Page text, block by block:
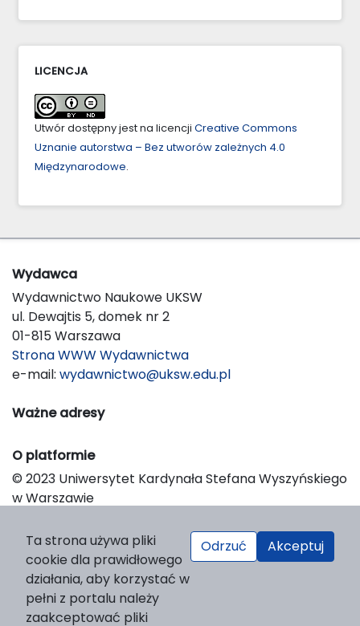
LICENCJA
Utwór dostępny jest na licencji Creative Commons
Uznanie autorstwa – Bez utworów zależnych 4.0
Międzynarodowe.
Wydawca
Wydawnictwo Naukowe UKSW
ul. Dewajtis 5, domek nr 2
01-815 Warszawa
Strona WWW Wydawnictwa
e-mail: wydawnictwo@uksw.edu.pl
Ważne adresy
O platformie
© 2023 Uniwersytet Kardynała Stefana Wyszyńskiego
w Warszawie
Platform & Workflow by OJS/PKP
Ta strona używa pliki
cookie dla prawidłowego
działania, aby korzystać w
pełni z portalu należy
zaakceptować pliki
Odrzuć Akceptuj